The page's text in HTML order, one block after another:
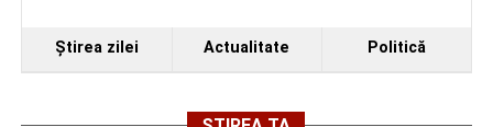
Ştirea zilei Actualitate Politică